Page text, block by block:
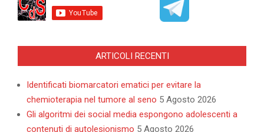
ARTICOLI RECENTI
Identificati biomarcatori ematici per evitare la
chemioterapia nel tumore al seno 5 Agosto 2026
Gli algoritmi dei social media espongono adolescenti a
contenuti di autolesionismo 5 Agosto 2026